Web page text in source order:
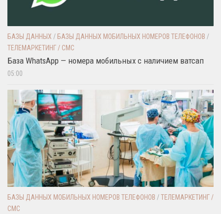
БАЗЫ ДАННЫХ / БАЗЫ ДАННЫХ МОБИЛЬНЫХ НОМЕРОВ ТЕЛЕФОНОВ /
ТЕЛЕМАРКЕТИНГ / СМС
База WhatsApp — номера мобильных с наличием ватсап
05:00
БАЗЫ ДАННЫХ МОБИЛЬНЫХ НОМЕРОВ ТЕЛЕФОНОВ /ТЕЛЕМАРКЕТИНГ /
СМС